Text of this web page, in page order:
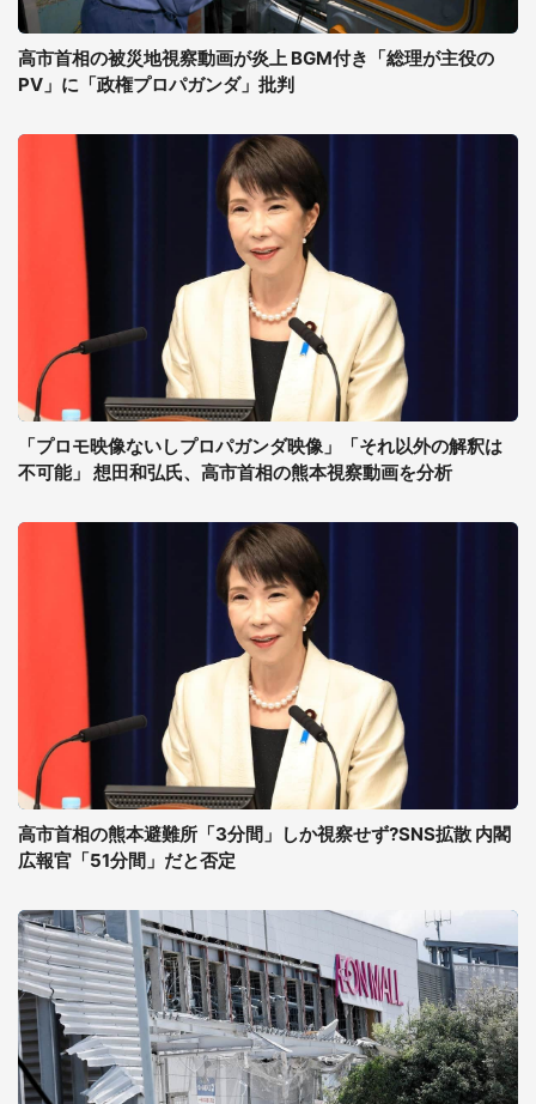
高市首相の被災地視察動画が炎上 BGM付き「総理が主役の
PV」に「政権プロパガンダ」批判
「プロモ映像ないしプロパガンダ映像」「それ以外の解釈は
不可能」 想田和弘氏、高市首相の熊本視察動画を分析
高市首相の熊本避難所「3分間」しか視察せず?SNS拡散 内閣
広報官「51分間」だと否定